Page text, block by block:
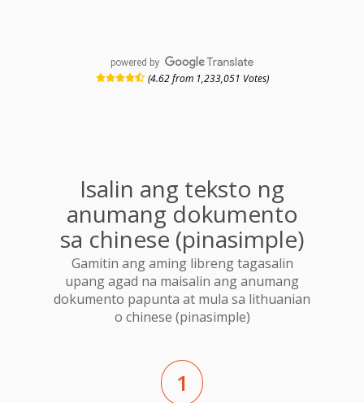
powered by
(4.62 from 1,233,051 Votes)
Isalin ang teksto ng
anumang dokumento
sa chinese (pinasimple)
Gamitin ang aming libreng tagasalin
upang agad na maisalin ang anumang
dokumento papunta at mula sa lithuanian
o chinese (pinasimple)
1